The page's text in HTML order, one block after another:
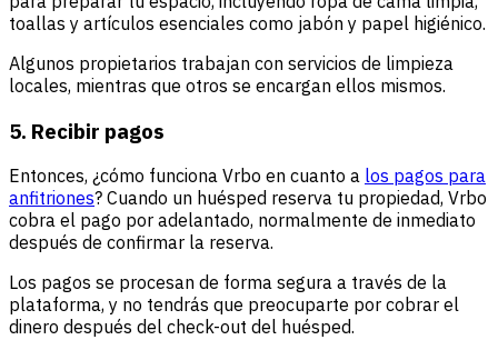
toallas y artículos esenciales como jabón y papel higiénico.
Algunos propietarios trabajan con servicios de limpieza
locales, mientras que otros se encargan ellos mismos.
5. Recibir pagos
Entonces, ¿cómo funciona Vrbo en cuanto a los pagos para
anfitriones? Cuando un huésped reserva tu propiedad, Vrbo
cobra el pago por adelantado, normalmente de inmediato
después de confirmar la reserva.
Los pagos se procesan de forma segura a través de la
plataforma, y no tendrás que preocuparte por cobrar el
dinero después del check-out del huésped.